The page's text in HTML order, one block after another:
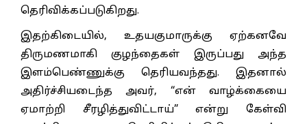
தெரிவிக்கப்படுகிறது.
இதற்கிடையில், உதயகுமாருக்கு ஏற்கனவே
திருமணமாகி குழந்தைகள் இருப்பது அந்த
இளம்பெண்ணுக்கு தெரியவந்தது. இதனால்
அதிர்ச்சியடைந்த அவர், “என் வாழ்க்கையை
ஏமாற்றி சீரழித்துவிட்டாய்” என்று கேள்வி